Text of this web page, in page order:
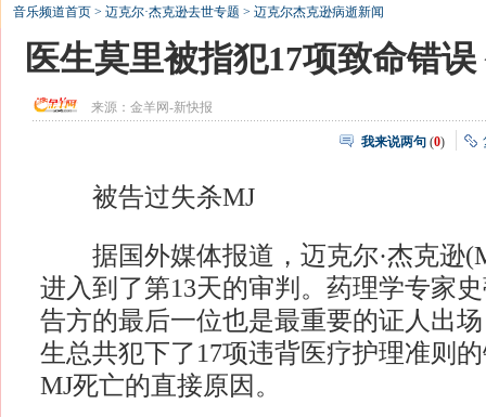
音乐频道首页 > 迈克尔·杰克逊去世专题 > 迈克尔杰克逊病逝新闻
医生莫里被指犯17项致命错
来源： 金羊网-新快报
我来说两句 (0)
被告过失杀MJ
据国外媒体报道，迈克尔·杰克逊
进入到了第13天的审判。药理学专家
告方的最后一位也是最重要的证人出
生总共犯下了17项违背医疗护理准则
MJ死亡的直接原因。